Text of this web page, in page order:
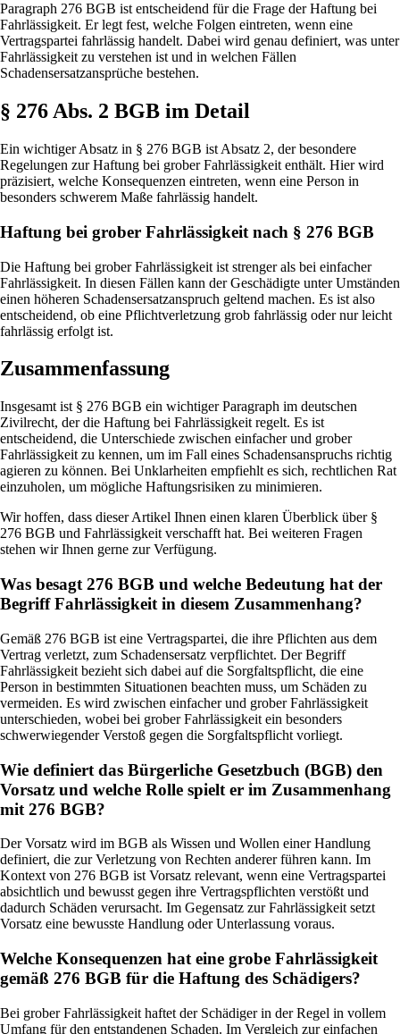
Paragraph 276 BGB ist entscheidend für die Frage der Haftung bei
Fahrlässigkeit. Er legt fest, welche Folgen eintreten, wenn eine
Vertragspartei fahrlässig handelt. Dabei wird genau definiert, was unter
Fahrlässigkeit zu verstehen ist und in welchen Fällen
Schadensersatzansprüche bestehen.
§ 276 Abs. 2 BGB im Detail
Ein wichtiger Absatz in § 276 BGB ist Absatz 2, der besondere
Regelungen zur Haftung bei grober Fahrlässigkeit enthält. Hier wird
präzisiert, welche Konsequenzen eintreten, wenn eine Person in
besonders schwerem Maße fahrlässig handelt.
Haftung bei grober Fahrlässigkeit nach § 276 BGB
Die Haftung bei grober Fahrlässigkeit ist strenger als bei einfacher
Fahrlässigkeit. In diesen Fällen kann der Geschädigte unter Umständen
einen höheren Schadensersatzanspruch geltend machen. Es ist also
entscheidend, ob eine Pflichtverletzung grob fahrlässig oder nur leicht
fahrlässig erfolgt ist.
Zusammenfassung
Insgesamt ist § 276 BGB ein wichtiger Paragraph im deutschen
Zivilrecht, der die Haftung bei Fahrlässigkeit regelt. Es ist
entscheidend, die Unterschiede zwischen einfacher und grober
Fahrlässigkeit zu kennen, um im Fall eines Schadensanspruchs richtig
agieren zu können. Bei Unklarheiten empfiehlt es sich, rechtlichen Rat
einzuholen, um mögliche Haftungsrisiken zu minimieren.
Wir hoffen, dass dieser Artikel Ihnen einen klaren Überblick über §
276 BGB und Fahrlässigkeit verschafft hat. Bei weiteren Fragen
stehen wir Ihnen gerne zur Verfügung.
Was besagt 276 BGB und welche Bedeutung hat der
Begriff Fahrlässigkeit in diesem Zusammenhang?
Gemäß 276 BGB ist eine Vertragspartei, die ihre Pflichten aus dem
Vertrag verletzt, zum Schadensersatz verpflichtet. Der Begriff
Fahrlässigkeit bezieht sich dabei auf die Sorgfaltspflicht, die eine
Person in bestimmten Situationen beachten muss, um Schäden zu
vermeiden. Es wird zwischen einfacher und grober Fahrlässigkeit
unterschieden, wobei bei grober Fahrlässigkeit ein besonders
schwerwiegender Verstoß gegen die Sorgfaltspflicht vorliegt.
Wie definiert das Bürgerliche Gesetzbuch (BGB) den
Vorsatz und welche Rolle spielt er im Zusammenhang
mit 276 BGB?
Der Vorsatz wird im BGB als Wissen und Wollen einer Handlung
definiert, die zur Verletzung von Rechten anderer führen kann. Im
Kontext von 276 BGB ist Vorsatz relevant, wenn eine Vertragspartei
absichtlich und bewusst gegen ihre Vertragspflichten verstößt und
dadurch Schäden verursacht. Im Gegensatz zur Fahrlässigkeit setzt
Vorsatz eine bewusste Handlung oder Unterlassung voraus.
Welche Konsequenzen hat eine grobe Fahrlässigkeit
gemäß 276 BGB für die Haftung des Schädigers?
Bei grober Fahrlässigkeit haftet der Schädiger in der Regel in vollem
Umfang für den entstandenen Schaden. Im Vergleich zur einfachen